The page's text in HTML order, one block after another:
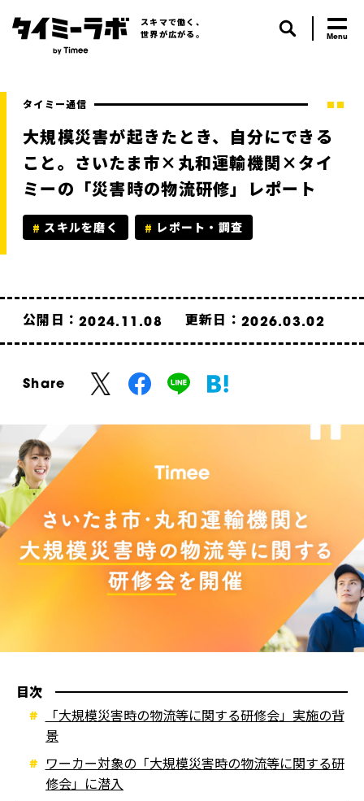
スキマで働く、
世界が広がる。
タイミー通信
大規模災害が起きたとき、自分にできる
こと。さいたま市×丸和運輸機関×タイ
ミーの「災害時の物流研修」レポート
スキルを磨く レポート・調査
公開日：2024.11.08 更新日：2026.03.02
Share
目次
「大規模災害時の物流等に関する研修会」実施の背
景
ワーカー対象の「大規模災害時の物流等に関する研
修会」に潜入